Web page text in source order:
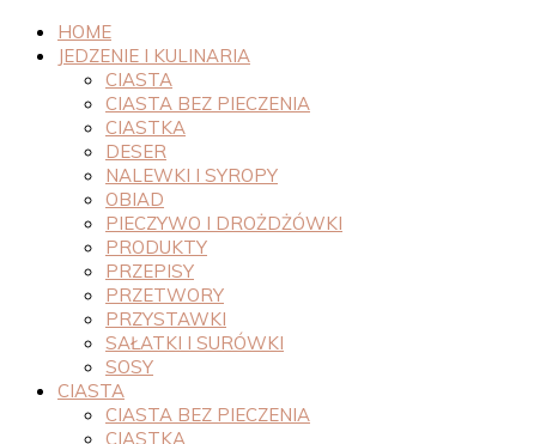
HOME
JEDZENIE I KULINARIA
CIASTA
CIASTA BEZ PIECZENIA
CIASTKA
DESER
NALEWKI I SYROPY
OBIAD
PIECZYWO I DROŻDŻÓWKI
PRODUKTY
PRZEPISY
PRZETWORY
PRZYSTAWKI
SAŁATKI I SURÓWKI
SOSY
CIASTA
CIASTA BEZ PIECZENIA
CIASTKA